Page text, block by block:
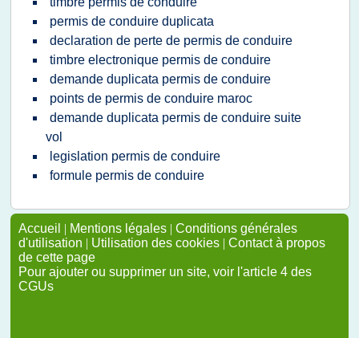
permis de conduire duplicata
declaration de perte de permis de conduire
timbre electronique permis de conduire
demande duplicata permis de conduire
points de permis de conduire maroc
demande duplicata permis de conduire suite
vol
legislation permis de conduire
formule permis de conduire
Accueil | Mentions légales | Conditions générales
d'utilisation | Utilisation des cookies | Contact à propos
de cette page
Pour ajouter ou supprimer un site, voir l'article 4 des
CGUs